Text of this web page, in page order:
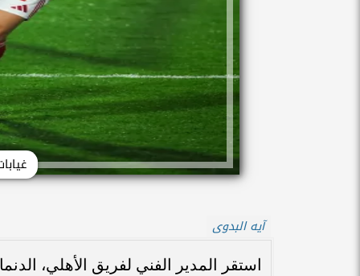
آيه البدوى
استقر المدير الفني لفريق الأهلي،